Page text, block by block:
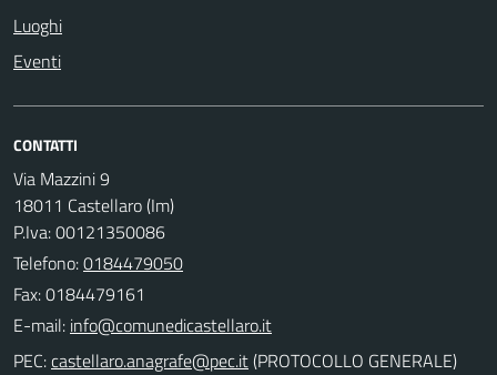
Luoghi
Eventi
CONTATTI
Via Mazzini 9
18011 Castellaro (Im)
P.Iva: 00121350086
Telefono:0184479050
Fax: 0184479161
E-mail:
PEC:
(PROTOCOLLO GENERALE)